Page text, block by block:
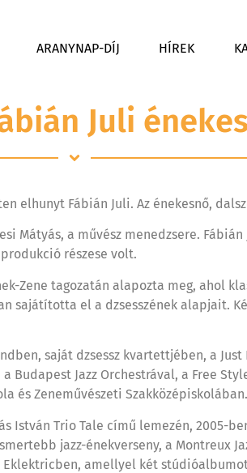
ARANYNAP-DÍJ HÍREK
Juli
elhunyt Fábián Juli. Az énekesnő,
Mátyás, a művész menedzsere.
részese volt.
Zene tagozatán alapozta meg, ahol
sajátította el a dzsesszének alapjait.
saját dzsessz kvartettjében, a
Budapest Jazz Orchestrával, a Free
és Zeneművészeti Szakközépiskolában.
István Trio Tale című lemezén, 2005-
jazz-énekverseny, a Montreux
amellyel két